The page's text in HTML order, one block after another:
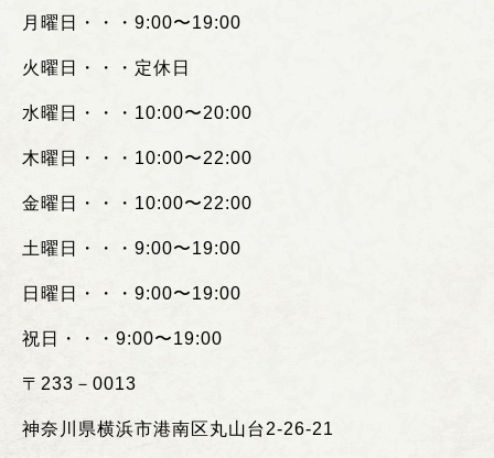
月曜日・・・ 9:00〜19:00
火曜日・・・定休日
水曜日・・・ 10:00〜20:00
木曜日・・・ 10:00〜22:00
金曜日・・・ 10:00〜22:00
土曜日・・・ 9:00〜19:00
日曜日・・・ 9:00〜19:00
祝日・・・ 9:00〜19:00
〒 233 － 0013
神奈川県横浜市港南区丸山台 2-26-21